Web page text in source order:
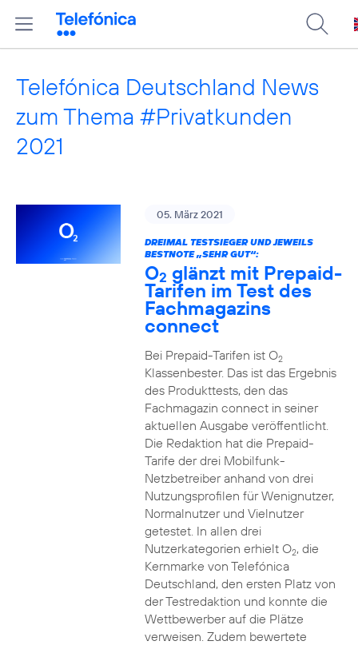
Telefónica Deutschland News
zum Thema #Privatkunden
2021
05. März 2021
DREIMAL TESTSIEGER UND JEWEILS
BESTNOTE „SEHR GUT“:
O2 glänzt mit Prepaid-
Tarifen im Test des
Fachmagazins
connect
Bei Prepaid-Tarifen ist O2
Klassenbester. Das ist das Ergebnis
des Produkttests, den das
Fachmagazin connect in seiner
aktuellen Ausgabe veröffentlicht.
Die Redaktion hat die Prepaid-
Tarife der drei Mobilfunk-
Netzbetreiber anhand von drei
Nutzungsprofilen für Wenignutzer,
Normalnutzer und Vielnutzer
getestet. In allen drei
Nutzerkategorien erhielt O2, die
Kernmarke von Telefónica
Deutschland, den ersten Platz von
der Testredaktion und konnte die
Wettbewerber auf die Plätze
verweisen. Zudem bewertete